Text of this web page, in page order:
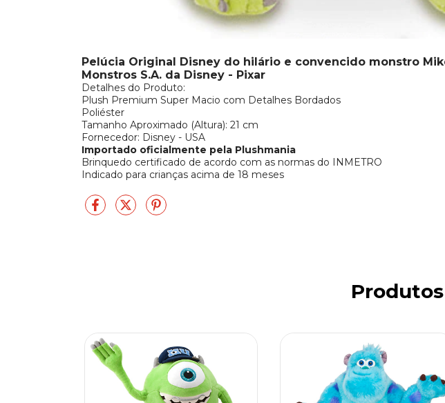
Pelúcia Original Disney do hilário e convencido monstro
Monstros S.A. da Disney - Pixar
Detalhes do Produto:
Plush Premium Super Macio com Detalhes Bordados
Poliéster
Tamanho Aproximado (Altura): 21 cm
Fornecedor: Disney - USA
Importado oficialmente pela Plushmania
Brinquedo certificado de acordo com as normas do INMETRO
Indicado para crianças acima de 18 meses